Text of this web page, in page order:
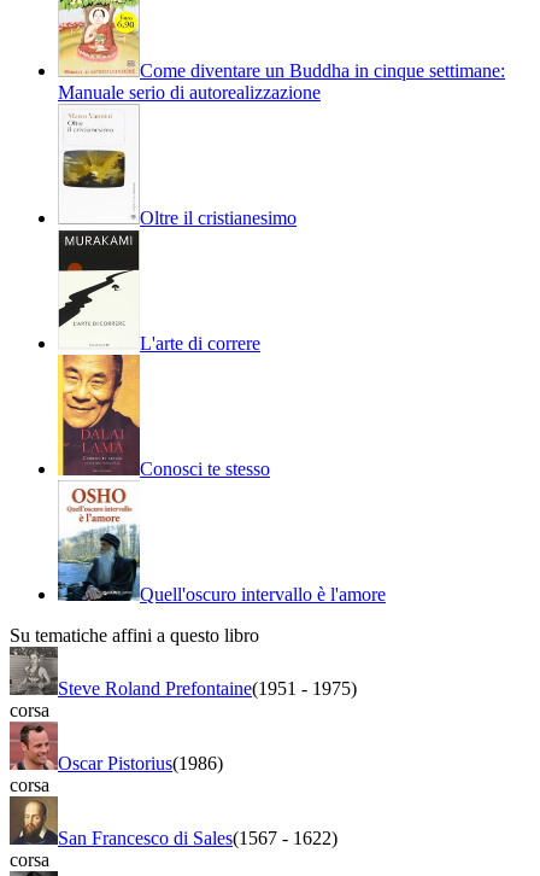
Come diventare un Buddha in cinque settimane:
Manuale serio di autorealizzazione
Oltre il cristianesimo
L'arte di correre
Conosci te stesso
Quell'oscuro intervallo è l'amore
Su tematiche affini a questo libro
Steve Roland Prefontaine(1951 - 1975)
corsa
Oscar Pistorius(1986)
corsa
San Francesco di Sales(1567 - 1622)
corsa